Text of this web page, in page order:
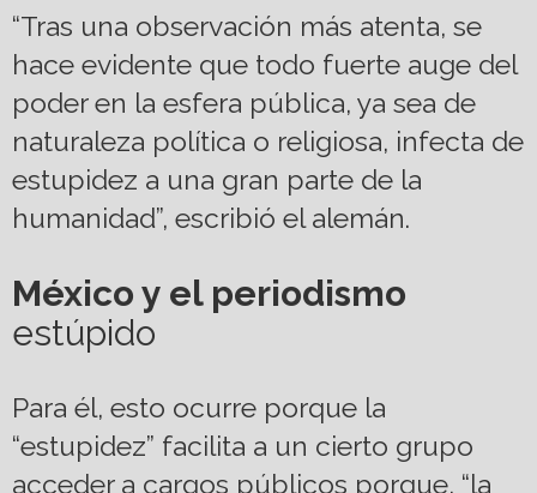
“Tras una observación más atenta, se
hace evidente que todo fuerte auge del
poder en la esfera pública, ya sea de
naturaleza política o religiosa, infecta de
estupidez a una gran parte de la
humanidad”, escribió el alemán.
México y el periodismo
estúpido
Para él, esto ocurre porque la
“estupidez” facilita a un cierto grupo
acceder a cargos públicos porque, “la